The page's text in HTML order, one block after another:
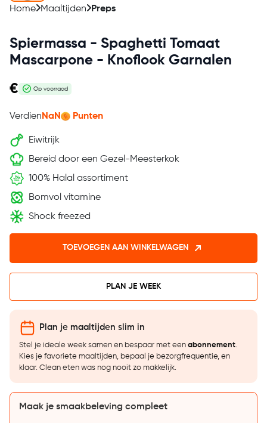
Home Maaltijden Preps
Spiermassa - Spaghetti Tomaat
Mascarpone - Knoflook Garnalen
€
Op voorraad
Verdien NaN Punten
Eiwitrijk
Bereid door een Gezel-Meesterkok
100% Halal assortiment
Bomvol vitamine
Shock freezed
TOEVOEGEN AAN WINKELWAGEN
PLAN JE WEEK
Plan je maaltijden slim in
Stel je ideale week samen en bespaar met een abonnement.
Kies je favoriete maaltijden, bepaal je bezorgfrequentie, en
klaar. Clean eten was nog nooit zo makkelijk.
Maak je smaakbeleving compleet